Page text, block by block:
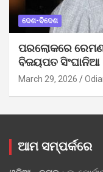
ଦେଶ-ବିଦେଶ
ପରଲୋକରେ
ବିଜୟପତ ସିଂଘାନିଆ
March 29, 2026
ଆମ ସମ୍ପର୍କରେ